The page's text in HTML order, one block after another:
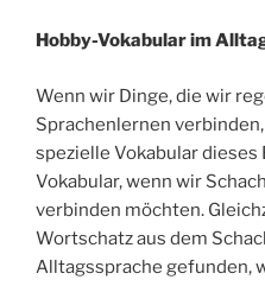
Hobby-Vokabular im
Wenn wir Dinge, die wir
Sprachenlernen
spezielle Vokabular dieses
Vokabular, wenn wir
verbinden möchten.
Wortschatz aus dem
Alltagssprache gefunden,